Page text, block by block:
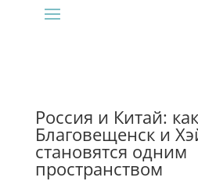
Россия и Китай: как
Благовещенск и
становятся одним
пространством